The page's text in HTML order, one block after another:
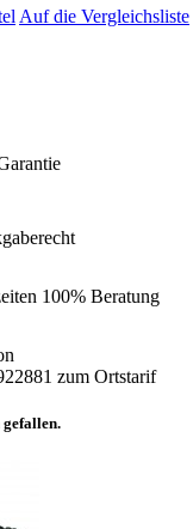
Auf die Vergleichsliste
100% Beratung
zum Ortstarif
gefallen.